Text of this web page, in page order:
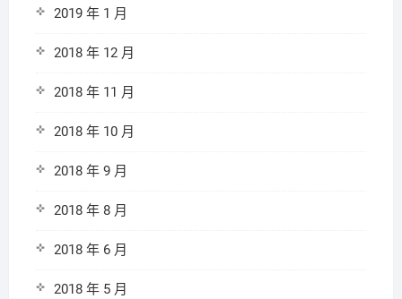
2019 年 1 月
2018 年 12 月
2018 年 11 月
2018 年 10 月
2018 年 9 月
2018 年 8 月
2018 年 6 月
2018 年 5 月